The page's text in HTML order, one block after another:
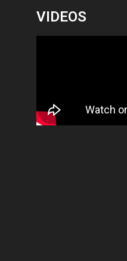
VIDEOS